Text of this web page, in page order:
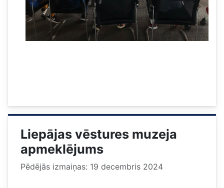
Liepājas vēstures muzeja
apmeklējums
Pēdējās izmaiņas: 19 decembris 2024